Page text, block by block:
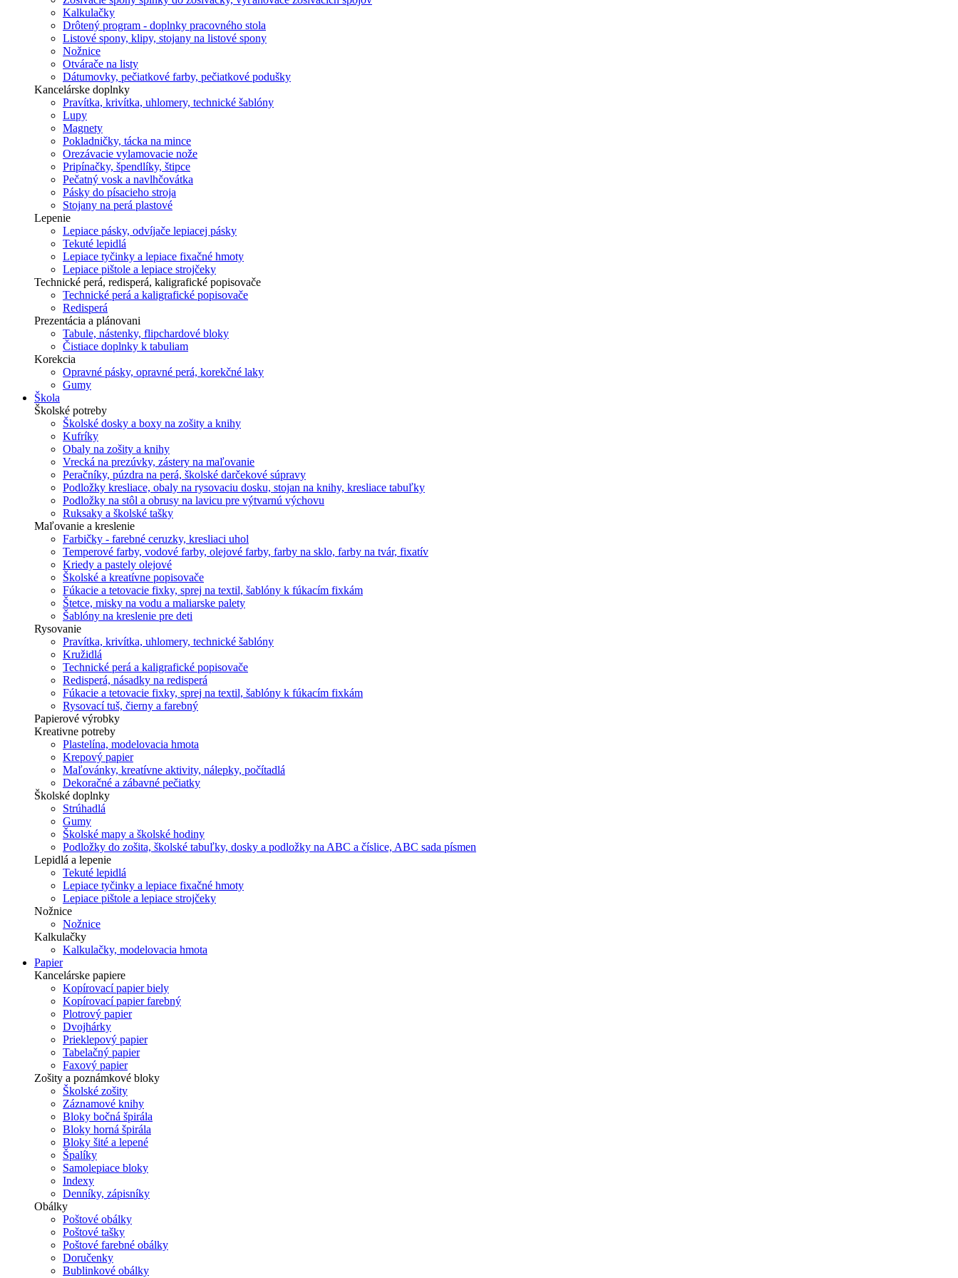
Kalkulačky
Drôtený program - doplnky pracovného stola
Listové spony, klipy, stojany na listové spony
Nožnice
Otvárače na listy
Dátumovky, pečiatkové farby, pečiatkové podušky
Kancelárske doplnky
Pravítka, krivítka, uhlomery, technické šablóny
Lupy
Magnety
Pokladničky, tácka na mince
Orezávacie vylamovacie nože
Pripínačky, špendlíky, štipce
Pečatný vosk a navlhčovátka
Pásky do písacieho stroja
Stojany na perá plastové
Lepenie
Lepiace pásky, odvíjače lepiacej pásky
Tekuté lepidlá
Lepiace tyčinky a lepiace fixačné hmoty
Lepiace pištole a lepiace strojčeky
Technické perá, redisperá, kaligrafické popisovače
Technické perá a kaligrafické popisovače
Redisperá
Prezentácia a plánovani
Tabule, nástenky, flipchardové bloky
Čistiace doplnky k tabuliam
Korekcia
Opravné pásky, opravné perá, korekčné laky
Gumy
Škola
Školské potreby
Školské dosky a boxy na zošity a knihy
Kufríky
Obaly na zošity a knihy
Vrecká na prezúvky, zástery na maľovanie
Peračníky, púzdra na perá, školské darčekové súpravy
Podložky kresliace, obaly na rysovaciu dosku, stojan na knihy, kresliace tabuľky
Podložky na stôl a obrusy na lavicu pre výtvarnú výchovu
Ruksaky a školské tašky
Maľovanie a kreslenie
Farbičky - farebné ceruzky, kresliaci uhol
Temperové farby, vodové farby, olejové farby, farby na sklo, farby na tvár, fixatív
Kriedy a pastely olejové
Školské a kreatívne popisovače
Fúkacie a tetovacie fixky, sprej na textil, šablóny k fúkacím fixkám
Štetce, misky na vodu a maliarske palety
Šablóny na kreslenie pre deti
Rysovanie
Pravítka, krivítka, uhlomery, technické šablóny
Kružidlá
Technické perá a kaligrafické popisovače
Redisperá, násadky na redisperá
Fúkacie a tetovacie fixky, sprej na textil, šablóny k fúkacím fixkám
Rysovací tuš, čierny a farebný
Papierové výrobky
Kreativne potreby
Plastelína, modelovacia hmota
Krepový papier
Maľovánky, kreatívne aktivity, nálepky, počítadlá
Dekoračné a zábavné pečiatky
Školské doplnky
Strúhadlá
Gumy
Školské mapy a školské hodiny
Podložky do zošita, školské tabuľky, dosky a podložky na ABC a číslice, ABC sada písmen
Lepidlá a lepenie
Tekuté lepidlá
Lepiace tyčinky a lepiace fixačné hmoty
Lepiace pištole a lepiace strojčeky
Nožnice
Nožnice
Kalkulačky
Kalkulačky, modelovacia hmota
Papier
Kancelárske papiere
Kopírovací papier biely
Kopírovací papier farebný
Plotrový papier
Dvojhárky
Prieklepový papier
Tabelačný papier
Faxový papier
Zošity a poznámkové bloky
Školské zošity
Záznamové knihy
Bloky bočná špirála
Bloky horná špirála
Bloky šité a lepené
Špalíky
Samolepiace bloky
Indexy
Denníky, zápisníky
Obálky
Poštové obálky
Poštové tašky
Poštové farebné obálky
Doručenky
Bublinkové obálky